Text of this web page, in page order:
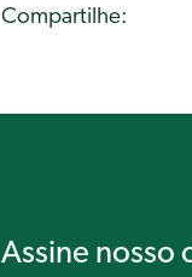
Compartilhe:
Assine nosso